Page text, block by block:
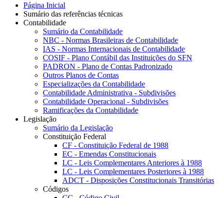
Página Inicial
Sumário das referências técnicas
Contabilidade
Sumário da Contabilidade
NBC - Normas Brasileiras de Contabilidade
IAS - Normas Internacionais de Contabilidade
COSIF - Plano Contábil das Instituições do SFN
PADRON - Plano de Contas Padronizado
Outros Planos de Contas
Especializações da Contabilidade
Contabilidade Administrativa - Subdivisões
Contabilidade Operacional - Subdivisões
Ramificações da Contabilidade
Legislação
Sumário da Legislação
Constituição Federal
CF - Constituição Federal de 1988
EC - Emendas Constitucionais
LC - Leis Complementares Anteriores à 1988
LC - Leis Complementares Posteriores à 1988
ADCT - Disposições Constitucionais Transitórias
Códigos